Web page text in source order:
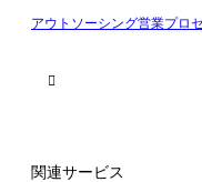
アウトソーシング営業プロ
関連サービス